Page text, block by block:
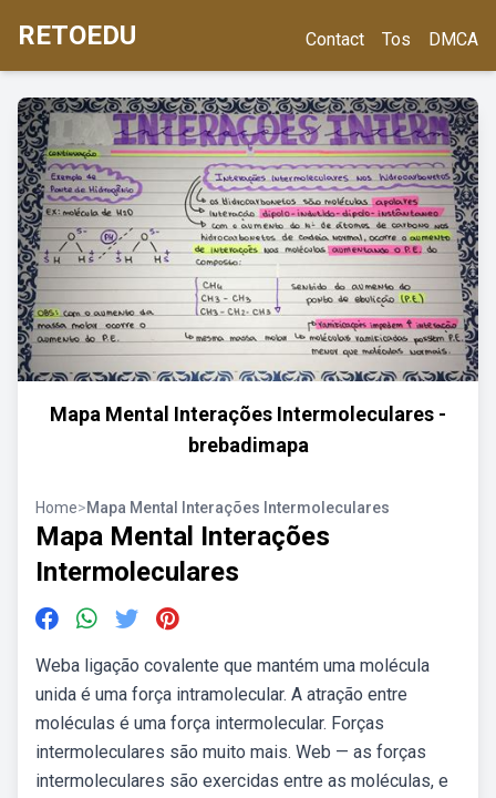
RETOEDU Contact Tos DMCA
Mapa Mental Interações Intermoleculares -
brebadimapa
Home>Mapa Mental Interações Intermoleculares
Mapa Mental Interações
Intermoleculares
Weba ligação covalente que mantém uma molécula
unida é uma força intramolecular. A atração entre
moléculas é uma força intermolecular. Forças
intermoleculares são muito mais. Web — as forças
intermoleculares são exercidas entre as moléculas, e